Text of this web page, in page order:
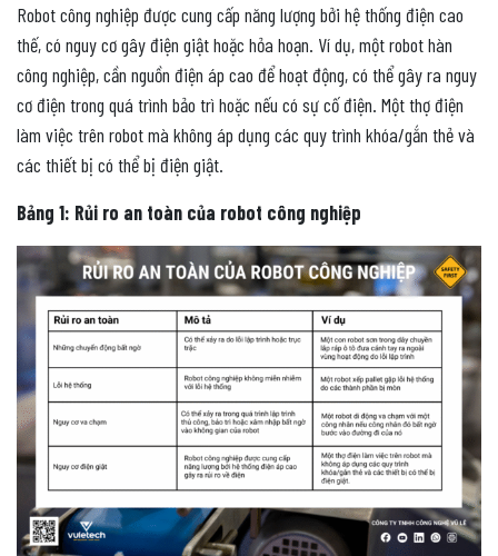
Robot công nghiệp được cung cấp năng lượng bởi hệ thống điện cao
thế, có nguy cơ gây điện giật hoặc hỏa hoạn. Ví dụ, một robot hàn
công nghiệp, cần nguồn điện áp cao để hoạt động, có thể gây ra nguy
cơ điện trong quá trình bảo trì hoặc nếu có sự cố điện. Một thợ điện
làm việc trên robot mà không áp dụng các quy trình khóa/gắn thẻ và
các thiết bị có thể bị điện giật.
Bảng 1: Rủi ro an toàn của robot công nghiệp